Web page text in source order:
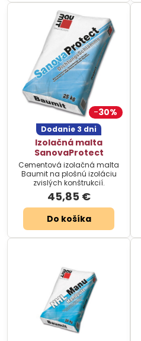
30%
Dodanie 3 dni
Izolačná malta
SanovaProtect
Cementová izolačná malta
Baumit na plošnú izoláciu
zvislých konštrukcií.
45,85 €
Do košíka